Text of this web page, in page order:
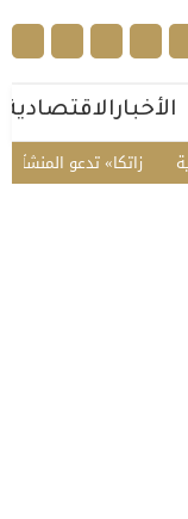
الأخبارالاقتصادية
«زاتكا» تدعو المنشآت